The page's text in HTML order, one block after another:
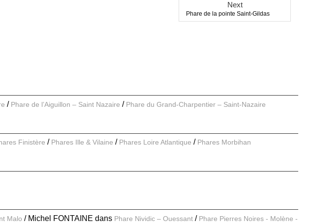
Next
Phare de la pointe Saint-Gildas
Phare de l’Aiguillon – Saint Nazaire Phare du Grand-Charpentier – Saint-Nazaire
Finistère Phares Ille & Vilaine Phares Loire Atlantique Phares Morbihan
Malo Michel FONTAINE dans Phare Nividic – Ouessant
Phare Pierres Noires - Molène -